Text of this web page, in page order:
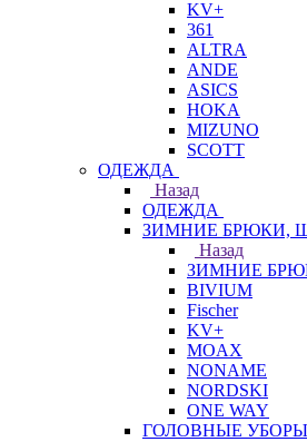
KV+
361
ALTRA
ANDE
ASICS
HOKA
MIZUNO
SCOTT
ОДЕЖДА
Назад
ОДЕЖДА
ЗИМНИЕ БРЮКИ,
Назад
ЗИМНИЕ
BIVIUM
Fischer
KV+
MOAX
NONAME
NORDSKI
ONE WAY
ГОЛОВНЫЕ УБОРЫ